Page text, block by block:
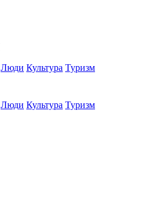
Люди Культура Туризм
Люди Культура Туризм